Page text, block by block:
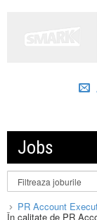
Jobs
PR Account
În calitate de PR